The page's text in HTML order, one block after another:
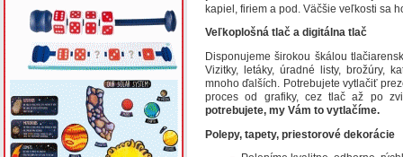
kapiel, firiem a pod. Väčšie veľkosti sa
Veľkoplošná tlač a digitálna tlač
Disponujeme širokou škálou
Vizitky, letáky, úradné listy, brožúry,
mnoho ďalších. Potrebujete vytlačiť
proces od grafiky, cez tlač až po
potrebujete, my Vám to vytlačíme.
Polepy, tapety, priestorové dekorácie